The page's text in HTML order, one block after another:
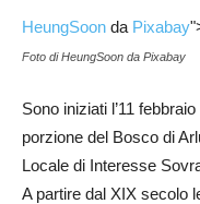
HeungSoon da Pixabay
Foto di HeungSoon da Pixabay
Sono iniziati l’11
porzione del Bosco di
Locale di Interesse
A partire dal XIX secolo